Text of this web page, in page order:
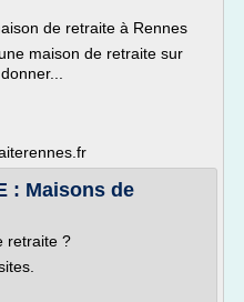
de retraite à Rennes
maison de retraite sur
: Maisons de
retraite ?